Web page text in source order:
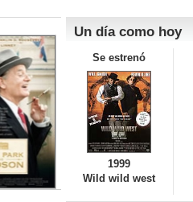
Un día como hoy
Se estrenó
1999
Wild wild west